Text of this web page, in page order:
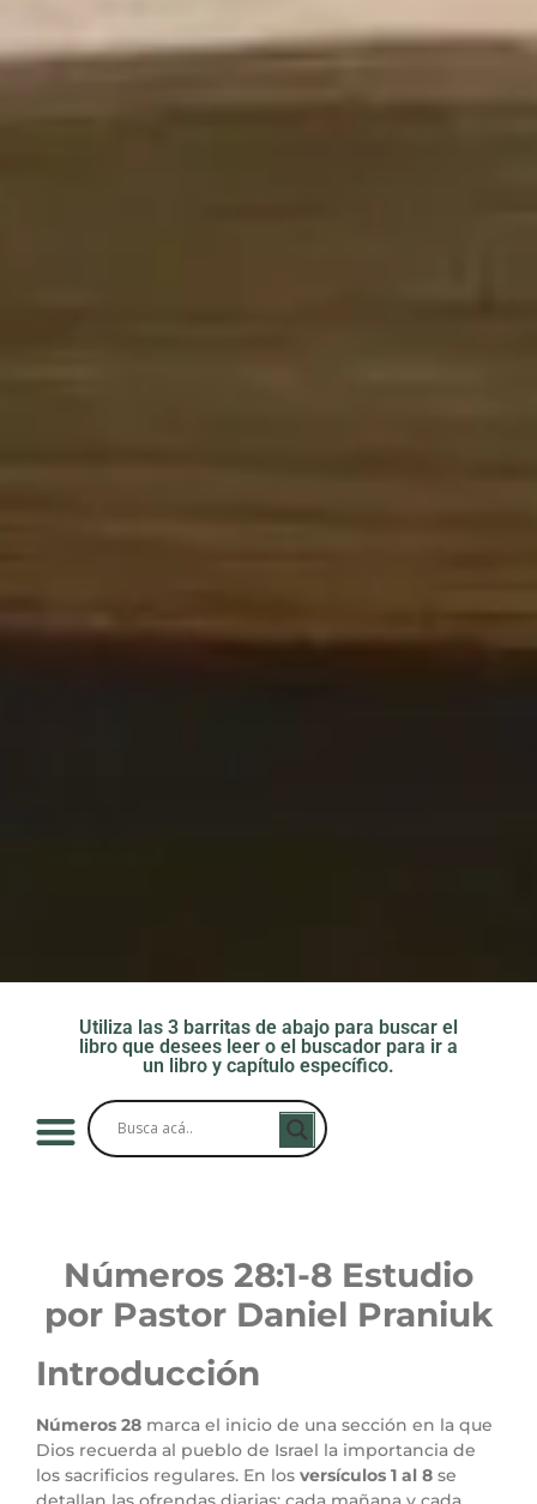
Utiliza las 3 barritas de abajo para buscar el
libro que desees leer o el buscador para ir a
un libro y capítulo específico.
Números 28:1-8 Estudio
por Pastor Daniel Praniuk
Introducción
Números 28 marca el inicio de una sección en la que
Dios recuerda al pueblo de Israel la importancia de
los sacrificios regulares. En los versículos 1 al 8 se